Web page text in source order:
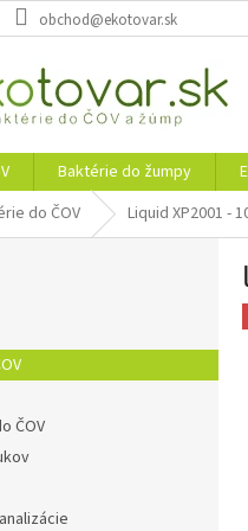
obchod@ekotovar.sk
Baktérie do žumpy
do ČOV Liquid XP2001 -
ČOV